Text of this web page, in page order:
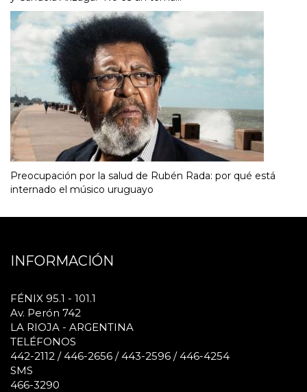
Preocupación por la salud de Rubén Rada: por qué está
internado el músico uruguayo
INFORMACIÓN
FÉNIX 95.1 - 101.1
Av. Perón 742
LA RIOJA - ARGENTINA
TELÉFONOS
442-2112 / 446-2656 / 443-2596 / 446-4254
SMS
466-3290